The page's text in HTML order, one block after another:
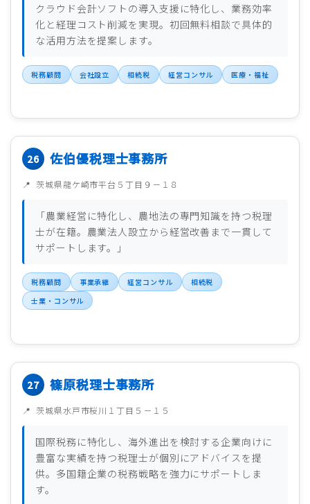
クラウド会計ソフトの導入支援に特化し、業務効率
化と経理コスト削減を実現。初回無料相談で具体的
な活用方法を提案します。
税務顧問 会社設立 相続税 経営コンサル 医療・福祉
佐伯優税理士事務所
茨城県龍ケ崎市平台５丁目９－１８
「農業経営に特化し、農地法の専門知識を持つ税理
士が在籍。農業法人設立から経営改善まで一貫して
サポートします。」
税務顧問 事業承継 経営コンサル
相続税
士業・コンサル
篠原税理士事務所
茨城県水戸市桜川１丁目５－１５
国際税務に特化し、海外進出を検討する企業向けに
豊富な実績を持つ税理士が個別にアドバイスを提
供。多国籍企業の税務戦略を強力にサポートしま
す。